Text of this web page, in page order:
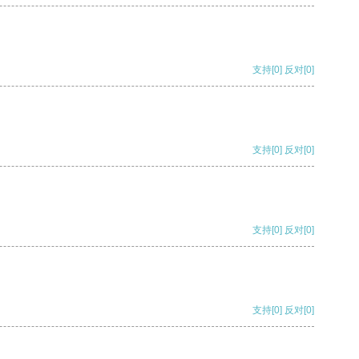
支持[0] 反对[0]
支持[0] 反对[0]
支持[0] 反对[0]
支持[0] 反对[0]